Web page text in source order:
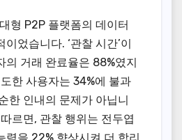
형 P2P 플랫폼의 데이터
었습니다. ‘관찰 시간’이
의 거래 완료율은 88%였지
한 사용자는 34%에 불과
한 인내의 문제가 아닙니
르면, 관찰 행위는 전두엽
력을 22% 향상시켜 더 합리